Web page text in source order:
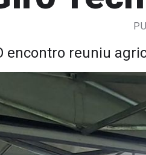
encontro reuniu